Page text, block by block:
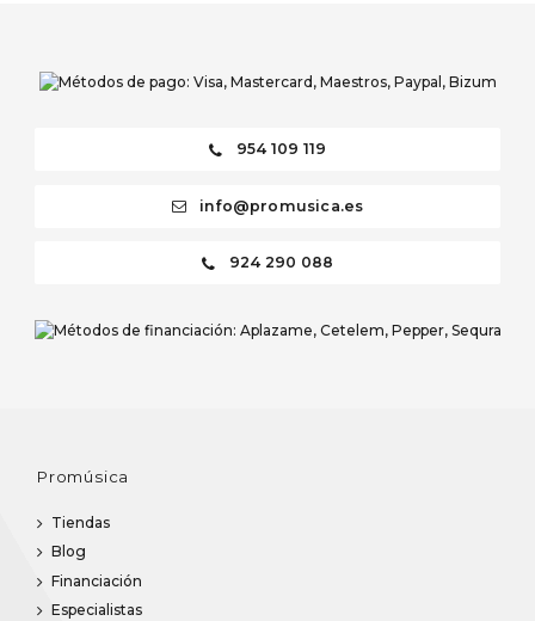
954 109 119
info@promusica.es
924 290 088
Promúsica
Tiendas
Blog
Financiación
Especialistas